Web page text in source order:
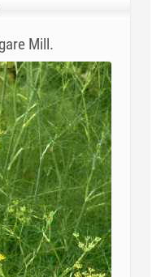
Mill.